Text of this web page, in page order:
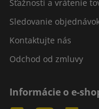
Sťažnosti a vrátenie
Sledovanie
Kontaktujte nás
Odchod od zmluvy
Informácie o e-